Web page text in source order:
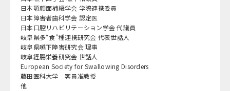
日本顎顔面補綴学会 学際連携委員
日本障害者歯科学会 認定医
日本口腔リハビリテーション学会 代議員
岐阜県多“食”種連携研究会 代表世話人
岐阜県嚥下障害研究会 理事
岐阜経腸栄養研究会 世話人
European Society for Swallowing Disorders
藤田医科大学 客員准教授
他